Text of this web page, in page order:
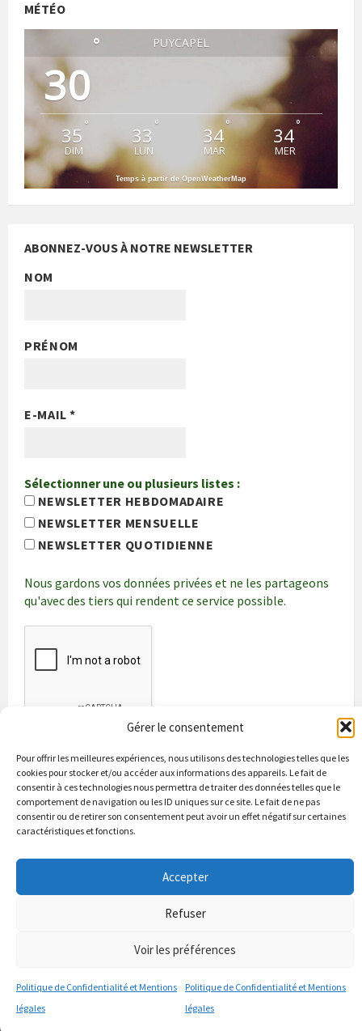
Gérer le consentement
Pour offrir les meilleures expériences, nous utilisons des technologies telles que les
cookies pour stocker et/ou accéder aux informations des appareils. Le fait de
consentir à ces technologies nous permettra de traiter des données telles que le
comportement de navigation ou les ID uniques sur ce site. Le fait de ne pas
consentir ou de retirer son consentement peut avoir un effet négatif sur certaines
caractéristiques et fonctions.
Accepter
Refuser
Voir les préférences
Politique de Confidentialité et Mentions
légales
Politique de Confidentialité et Mentions
légales
MÉTÉO
PUYCAPEL
30
°
35 °
DIM
33 °
LUN
34°
MAR
34°
MER
Temps à partir de OpenWeatherMap
ABONNEZ-VOUS À NOTRE NEWSLETTER
NOM
PRÉNOM
E-MAIL*
Sélectionner une ou plusieurs listes :
NEWSLETTER HEBDOMADAIRE
NEWSLETTER MENSUELLE
NEWSLETTER QUOTIDIENNE
Nous gardons vos données privées et ne les partageons
qu'avec des tiers qui rendent ce service possible.
Bienvenue à Puycapel La municipalité
Actualités
Les bonnes adresses
Contacts & renseignements
Conformité à la loi RGPD
Puycapel.fr utilise des cookies pour améliorer les performance et
votre usage du site web. nous présumons de votre accord pour
le dicte et vous en donne le droit .